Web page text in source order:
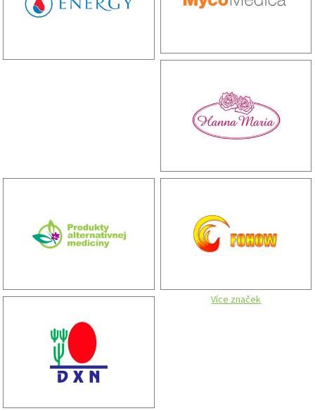
Více značek